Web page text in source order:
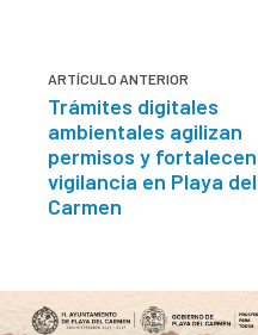
ARTÍCULO ANTERIOR
Trámites digitales
ambientales agilizan
permisos y fortalecen
vigilancia en Playa del
Carmen